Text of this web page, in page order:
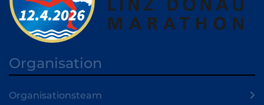
Organisation
Organisationsteam